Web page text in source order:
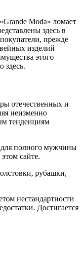
Moda» ломает
здесь в
прежде
изделий
этого
здесь.
отечественных и
неизменно
тенденциям
для полного мужчины
сайте.
рубашки,
нестандартности
Достигается